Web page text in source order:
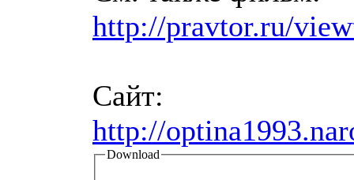
http://pravtor.ru/
Сайт:
http://
Download